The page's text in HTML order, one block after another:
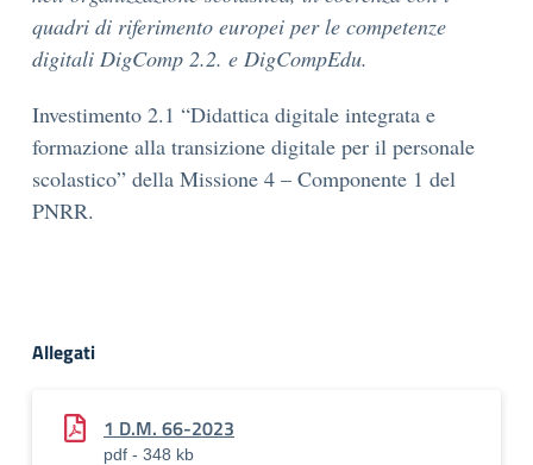
quadri di riferimento europei per le competenze
digitali DigComp 2.2. e DigCompEdu.
Investimento 2.1 “Didattica digitale integrata e
formazione alla transizione digitale per il personale
scolastico” della Missione 4 – Componente 1 del
PNRR.
Allegati
1 D.M. 66-2023
pdf - 348 kb